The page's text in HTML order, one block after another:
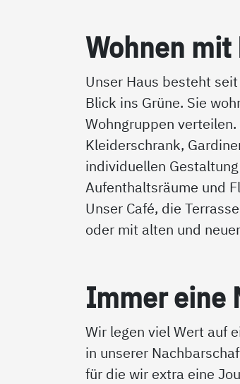
Woh­nen mit
Unser Haus besteht
Blick ins Grüne. Sie
Wohngruppen
Kleiderschrank,
individuellen
Aufenthaltsräume und
Unser Café, die
oder mit alten und
Im­mer ei­ne
Wir legen viel Wert auf
in unserer
für die wir extra eine